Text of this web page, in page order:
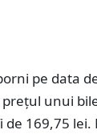
pe data
prețul unui
de 169,75